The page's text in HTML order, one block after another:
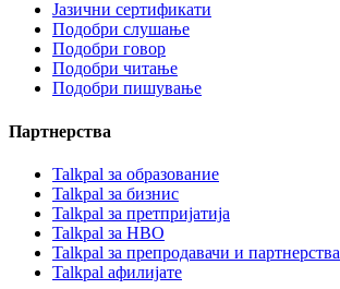
Јазични сертификати
Подобри слушање
Подобри говор
Подобри читање
Подобри пишување
Партнерства
Talkpal за образование
Talkpal за бизнис
Talkpal за претпријатија
Talkpal за НВО
Talkpal за препродавачи и партнерства
Talkpal афилијате